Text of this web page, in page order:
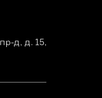
д, д. 15,